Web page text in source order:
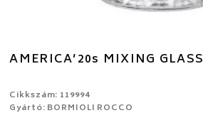
AMERICA’20s MIXING GLASS
Cikkszám: 119994
Gyártó: BORMIOLI ROCCO